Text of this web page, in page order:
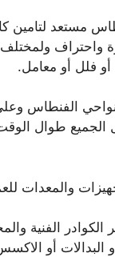
مستعد لتامين
واحتراف
فلل أو معامل.
الجميع طوال
والمعدات
الكوادر الفنية
أو البدالات أو